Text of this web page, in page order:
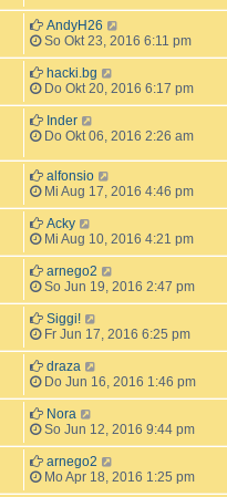
AndyH26
So Okt 23, 2016 6:11 pm
hacki.bg
Do Okt 20, 2016 6:17 pm
Inder
Do Okt 06, 2016 2:26 am
alfonsio
Mi Aug 17, 2016 4:46 pm
Acky
Mi Aug 10, 2016 4:21 pm
arnego2
So Jun 19, 2016 2:47 pm
Siggi!
Fr Jun 17, 2016 6:25 pm
draza
Do Jun 16, 2016 1:46 pm
Nora
So Jun 12, 2016 9:44 pm
arnego2
Mo Apr 18, 2016 1:25 pm